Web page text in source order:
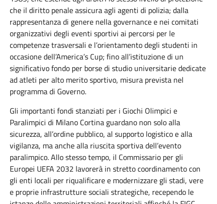
che il diritto penale assicura agli agenti di polizia; dalla
rappresentanza di genere nella governance e nei comitati
organizzativi degli eventi sportivi ai percorsi per le
competenze trasversali e l’orientamento degli studenti in
occasione dell’America’s Cup; fino all’istituzione di un
significativo fondo per borse di studio universitarie dedicate
ad atleti per alto merito sportivo, misura prevista nel
programma di Governo.
Gli importanti fondi stanziati per i Giochi Olimpici e
Paralimpici di Milano Cortina guardano non solo alla
sicurezza, all’ordine pubblico, al supporto logistico e alla
vigilanza, ma anche alla riuscita sportiva dell’evento
paralimpico. Allo stesso tempo, il Commissario per gli
Europei UEFA 2032 lavorerà in stretto coordinamento con
gli enti locali per riqualificare e modernizzare gli stadi, vere
e proprie infrastrutture sociali strategiche, recependo le